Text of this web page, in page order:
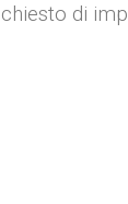
chiesto di